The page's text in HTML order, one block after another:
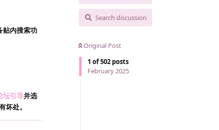
Search discussion
Original Post
1 of502 posts
February 2025
贴内搜索功
坛引导并选
处。